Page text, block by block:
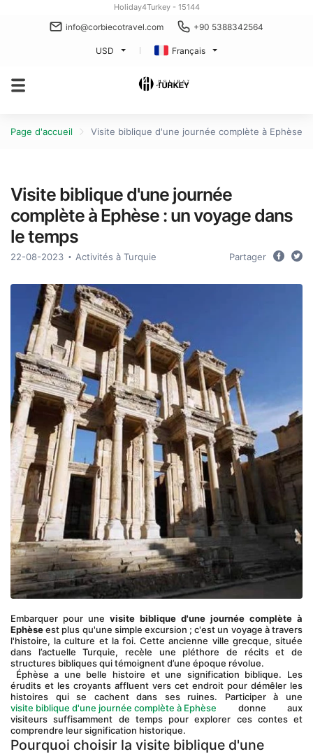
Holiday4Turkey - 15144
info@corbiecotravel.com +90 5388342564
USD Français
Page d'accueil Visite biblique d'une journée complète à Ephèse :
Visite biblique d'une journée
complète à Ephèse : un voyage dans
le temps
22-08-2023 Activités à Turquie Partager
Embarquer pour une visite biblique d'une journée complète à
Ephèse est plus qu'une simple excursion ; c'est un voyage à travers
l'histoire, la culture et la foi. Cette ancienne ville grecque, située
dans l’actuelle Turquie, recèle une pléthore de récits et de
structures bibliques qui témoignent d’une époque révolue.
érudits et les croyants affluent vers cet endroit pour démêler les
histoires qui se cachent dans ses ruines. Participer à une
visite biblique d'une journée complète à Ephèse donne aux
visiteurs suffisamment de temps pour explorer ces contes et
comprendre leur signification historique.
Pourquoi choisir la visite biblique d'une